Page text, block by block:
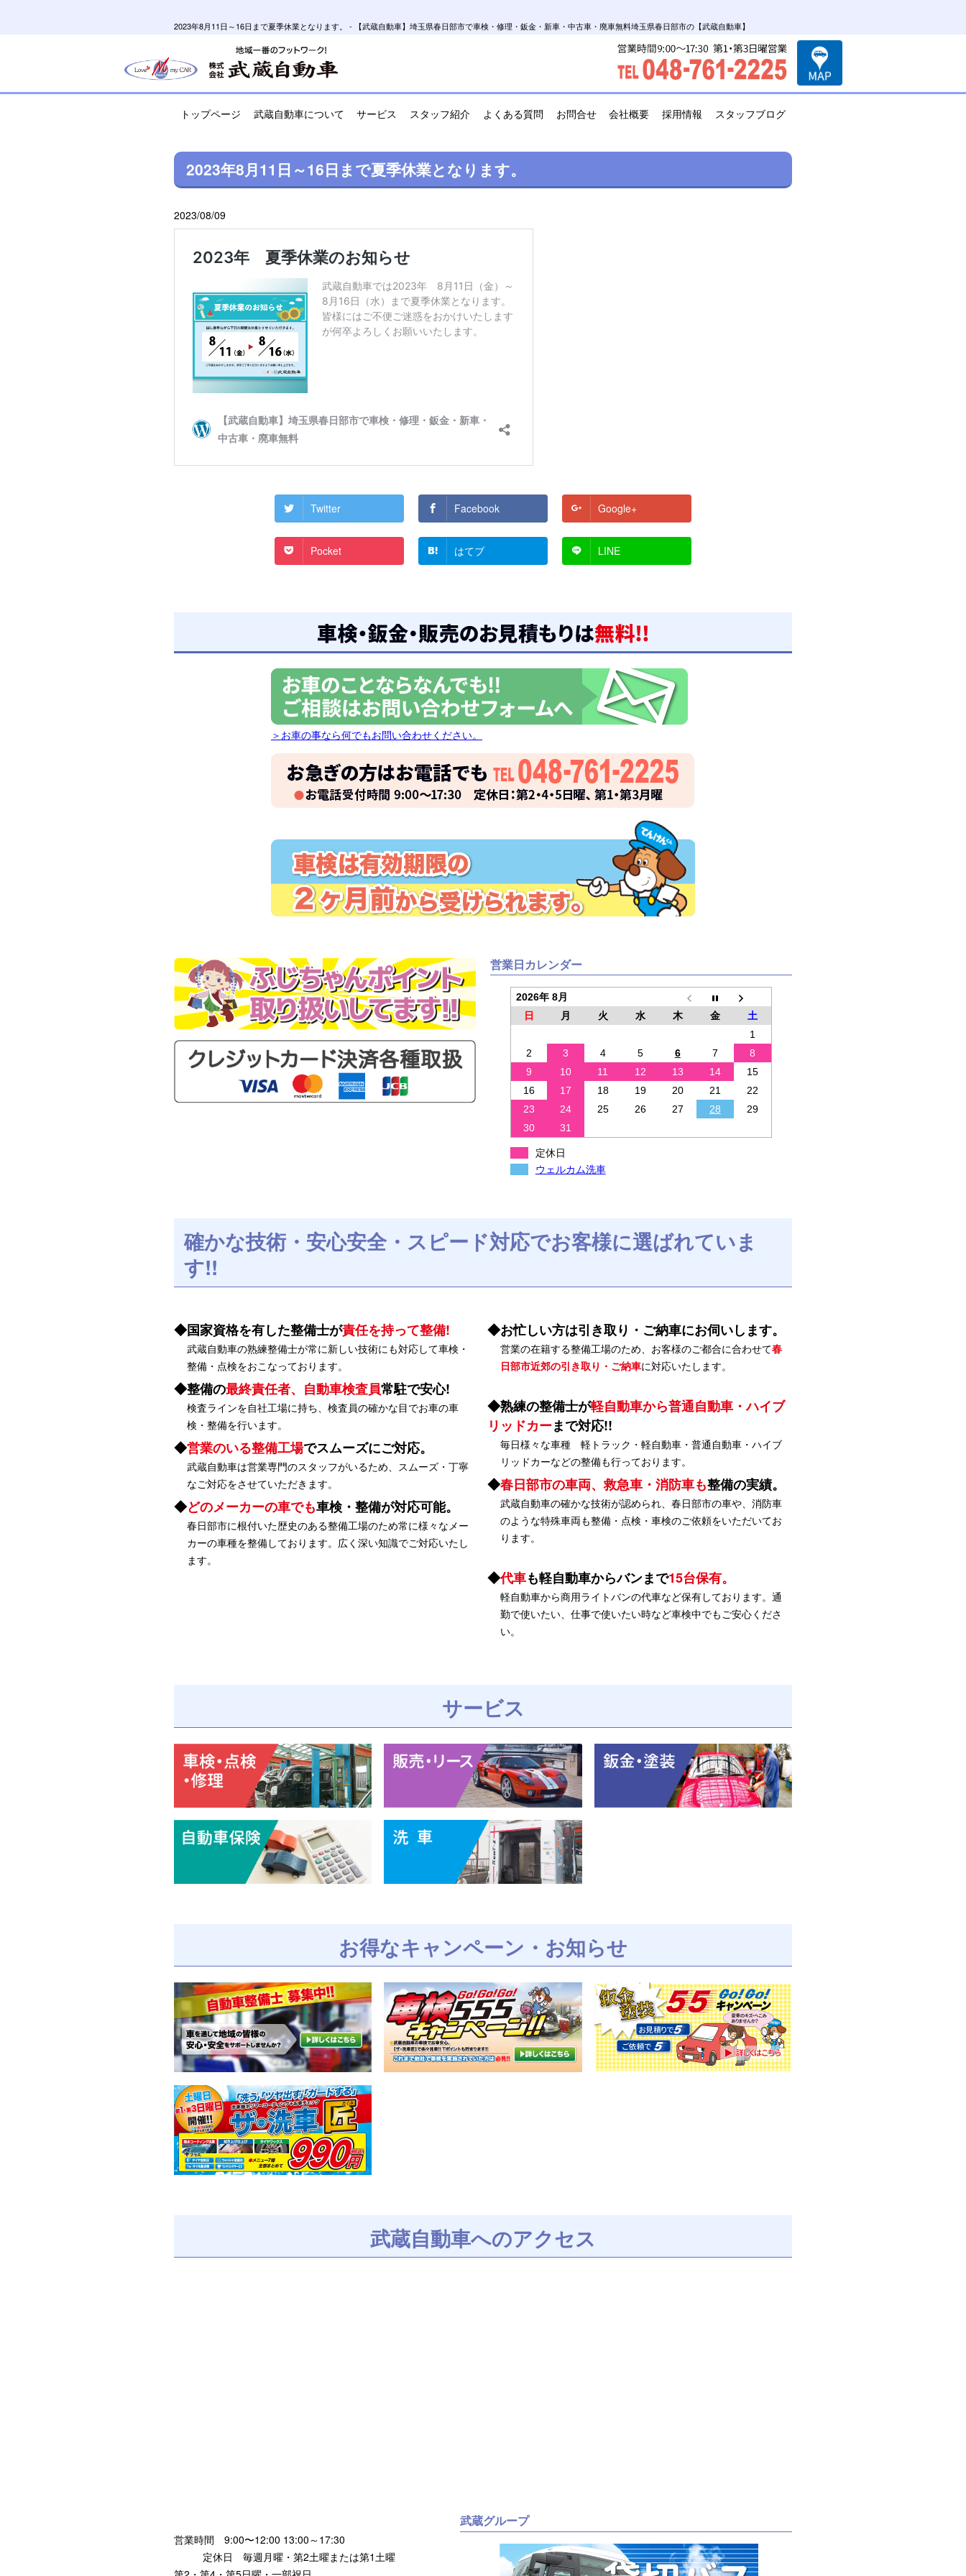
2023年8月11日～16日まで夏季休業となります。 - 【武蔵自動車】埼玉県春日部市で車検・修理・鈑金・新車・中古車・廃車無料埼玉県春日部市の【武蔵自動車】
トップページ 武蔵自動車について サービス スタッフ紹介 よくある質問 お問合せ 会社概要 採用情報 スタッフブログ
2023年8月11日～16日まで夏季休業となります。
2023/08/09
Twitter Facebook Google+
Pocket はてブ LINE
＞お車の事なら何でもお問い合わせください。
営業日カレンダー
2026年 8月
日
月 火 水 木 金
土
1
2
3 4 5 6 7
8
9
10 11 12 13 14
15
16
17 18 19 20 21
22
23
24 25 26 27 28
29
30
31
定休日
ウェルカム洗車
確かな技術・安心安全・スピード対応でお客様に選ばれていま
す!!
国家資格を有した整備士が責任を持って整備!
武蔵自動車の熟練整備士が常に新しい技術にも対応して車検・
整備・点検をおこなっております。
整備の最終責任者、自動車検査員常駐で安心!
検査ラインを自社工場に持ち、検査員の確かな目でお車の車
検・整備を行います。
営業のいる整備工場でスムーズにご対応。
武蔵自動車は営業専門のスタッフがいるため、スムーズ・丁寧
なご対応をさせていただきます。
どのメーカーの車でも車検・整備が対応可能。
春日部市に根付いた歴史のある整備工場のため常に様々なメー
カーの車種を整備しております。広く深い知識でご対応いたし
ます。
お忙しい方は引き取り・ご納車にお伺いします。
営業の在籍する整備工場のため、お客様のご都合に合わせて春
日部市近郊の引き取り・ご納車に対応いたします。
熟練の整備士が軽自動車から普通自動車・ハイブ
リッドカーまで対応!!
毎日様々な車種 軽トラック・軽自動車・普通自動車・ハイブ
リッドカーなどの整備も行っております。
春日部市の車両、救急車・消防車も整備の実績。
武蔵自動車の確かな技術が認められ、春日部市の車や、消防車
のような特殊車両も整備・点検・車検のご依頼をいただいてお
ります。
代車も軽自動車からバンまで15台保有。
軽自動車から商用ライトバンの代車など保有しております。通
勤で使いたい、仕事で使いたい時など車検中でもご安心くださ
い。
サービス
お得なキャンペーン・お知らせ
武蔵自動車へのアクセス
営業時間 9:00〜12:00 13:00～17:30
定休日 毎週月曜・第2土曜または第1土曜
武蔵グループ